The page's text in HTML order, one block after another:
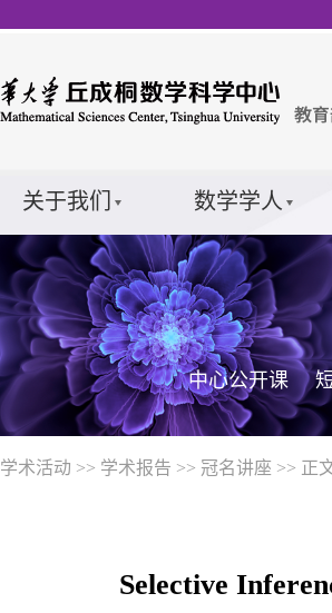
关于我们 数学学人
中心公开课
学术活动 >> 学术报告 >> 冠名讲座 >> 正
Selective